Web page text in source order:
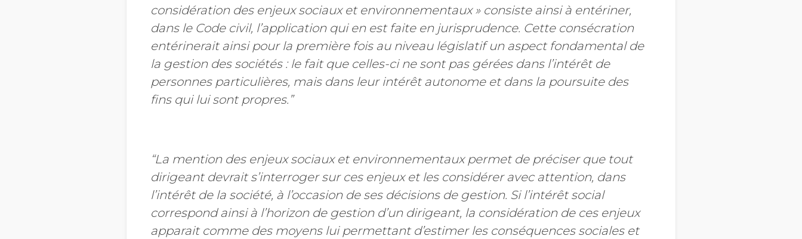
considération des enjeux sociaux et environnementaux » consiste ainsi à entériner,
dans le Code civil, l’application qui en est faite en jurisprudence. Cette consécration
entérinerait ainsi pour la première fois au niveau législatif un aspect fondamental de
la gestion des sociétés : le fait que celles-ci ne sont pas gérées dans l’intérêt de
personnes particulières, mais dans leur intérêt autonome et dans la poursuite des
fins qui lui sont propres.”
“La mention des enjeux sociaux et environnementaux permet de préciser que tout
dirigeant devrait s’interroger sur ces enjeux et les considérer avec attention, dans
l’intérêt de la société, à l’occasion de ses décisions de gestion. Si l’intérêt social
correspond ainsi à l’horizon de gestion d’un dirigeant, la considération de ces enjeux
apparait comme des moyens lui permettant d’estimer les conséquences sociales et